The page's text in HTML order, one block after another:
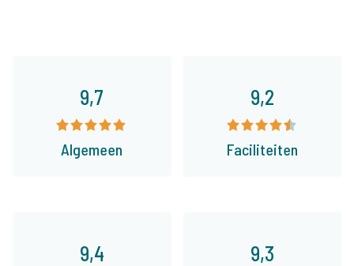
9,7
Algemeen
9,2
Faciliteiten
9,4 9,3